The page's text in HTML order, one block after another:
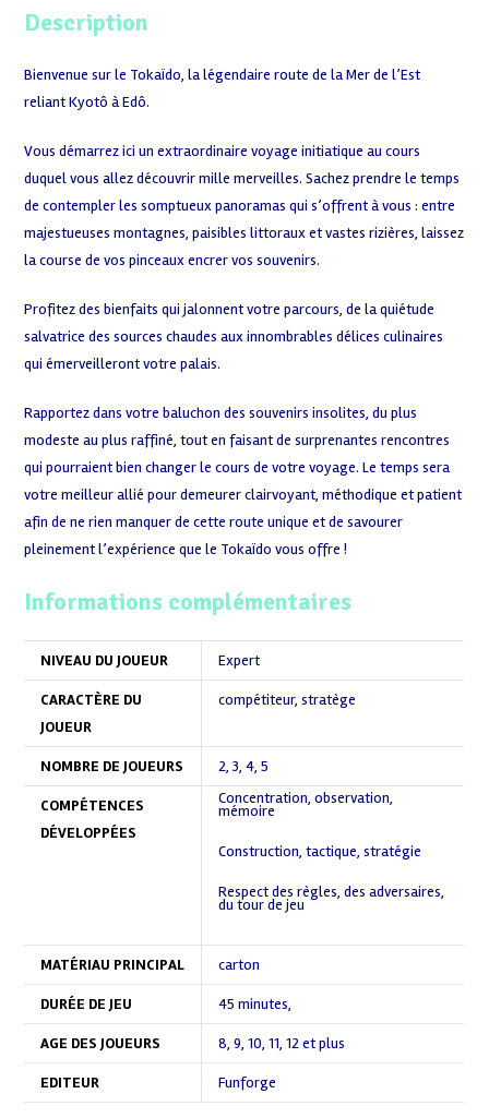
Description
Bienvenue sur le Tokaïdo, la légendaire route de la Mer de l’Est
reliant Kyotô à Edô.
Vous démarrez ici un extraordinaire voyage initiatique au cours
duquel vous allez découvrir mille merveilles. Sachez prendre le temps
de contempler les somptueux panoramas qui s’offrent à vous : entre
majestueuses montagnes, paisibles littoraux et vastes rizières, laissez
la course de vos pinceaux encrer vos souvenirs.
Profitez des bienfaits qui jalonnent votre parcours, de la quiétude
salvatrice des sources chaudes aux innombrables délices culinaires
qui émerveilleront votre palais.
Rapportez dans votre baluchon des souvenirs insolites, du plus
modeste au plus raffiné, tout en faisant de surprenantes rencontres
qui pourraient bien changer le cours de votre voyage. Le temps sera
votre meilleur allié pour demeurer clairvoyant, méthodique et patient
afin de ne rien manquer de cette route unique et de savourer
pleinement l’expérience que le Tokaïdo vous offre !
Informations complémentaires
NIVEAU DU JOUEUR Expert
CARACTÈRE DU
JOUEUR
compétiteur,stratège
NOMBRE DE JOUEURS 2,3,4,5
COMPÉTENCES
DÉVELOPPÉES
Concentration, observation,
mémoire
Construction, tactique, stratégie
Respect des règles, des adversaires,
du tour de jeu
MATÉRIAU PRINCIPAL carton
DURÉE DE JEU 45 minutes,
AGE DES JOUEURS 8,9,10,11,12 et plus
EDITEUR Funforge